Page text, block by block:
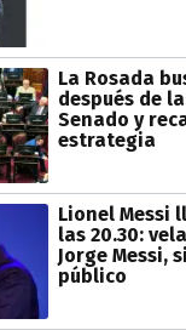
La Rosada
después de
Senado y
estrategia
Lionel Messi
las 20.30:
Jorge Messi,
público